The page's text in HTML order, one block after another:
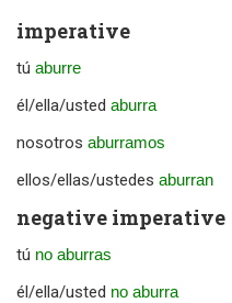
imperative
tú aburre
él/ella/usted aburra
nosotros aburramos
ellos/ellas/ustedes aburran
negative imperative
tú no aburras
él/ella/usted no aburra